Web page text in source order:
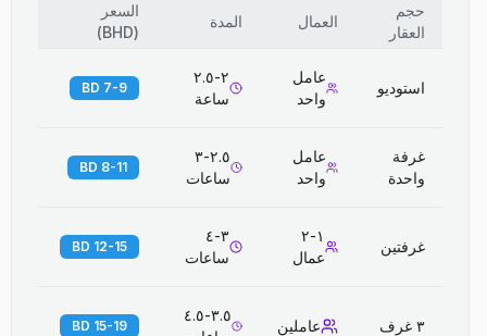
حجم
العقار
العمال المدة
السعر
(
BHD
)
استوديو
عامل
واحد
٢-٢.٥
ساعة
7-9 BD
غرفة
واحدة
عامل
واحد
٢.٥-٣
ساعات
8-11 BD
غرفتين
١-٢
عمال
٣-٤
ساعات
12-15 BD
٣ غرف عاملين
٣.٥-٤.٥
15-19 BD